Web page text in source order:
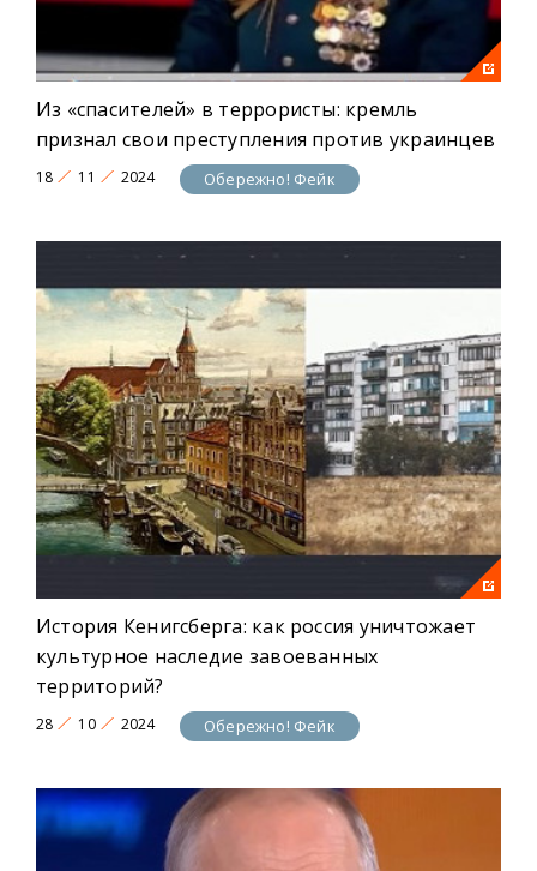
Из «спасителей» в террористы: кремль
признал свои преступления против украинцев
18 11 2024 Обережно! Фейк
История Кенигсберга: как россия уничтожает
культурное наследие завоеванных
территорий?
28 10 2024 Обережно! Фейк